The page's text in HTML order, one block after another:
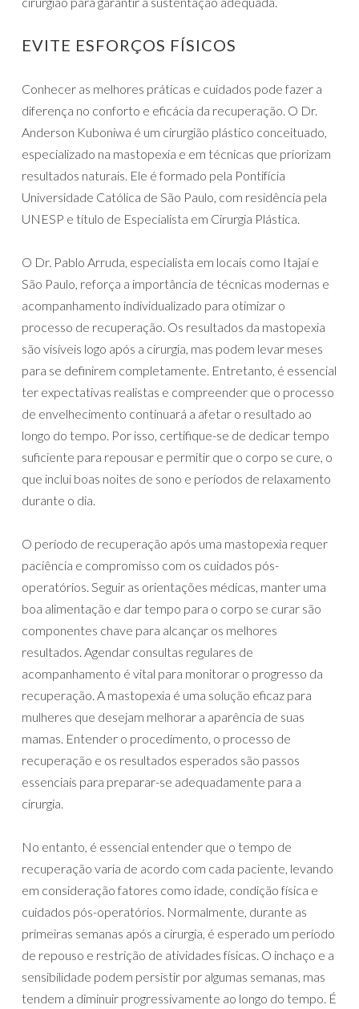
EVITE ESFORÇOS FÍSICOS
Conhecer as melhores práticas e cuidados pode fazer a
diferença no conforto e eficácia da recuperação. O Dr.
Anderson Kuboniwa é um cirurgião plástico conceituado,
especializado na mastopexia e em técnicas que priorizam
resultados naturais. Ele é formado pela Pontifícia
Universidade Católica de São Paulo, com residência pela
UNESP e título de Especialista em Cirurgia Plástica.
O Dr. Pablo Arruda, especialista em locais como Itajaí e
São Paulo, reforça a importância de técnicas modernas e
acompanhamento individualizado para otimizar o
processo de recuperação. Os resultados da mastopexia
são visíveis logo após a cirurgia, mas podem levar meses
para se definirem completamente. Entretanto, é essencial
ter expectativas realistas e compreender que o processo
de envelhecimento continuará a afetar o resultado ao
longo do tempo. Por isso, certifique-se de dedicar tempo
suficiente para repousar e permitir que o corpo se cure, o
que inclui boas noites de sono e períodos de relaxamento
durante o dia.
O período de recuperação após uma mastopexia requer
paciência e compromisso com os cuidados pós-
operatórios. Seguir as orientações médicas, manter uma
boa alimentação e dar tempo para o corpo se curar são
componentes chave para alcançar os melhores
resultados. Agendar consultas regulares de
acompanhamento é vital para monitorar o progresso da
recuperação. A mastopexia é uma solução eficaz para
mulheres que desejam melhorar a aparência de suas
mamas. Entender o procedimento, o processo de
recuperação e os resultados esperados são passos
essenciais para preparar-se adequadamente para a
cirurgia.
No entanto, é essencial entender que o tempo de
recuperação varia de acordo com cada paciente, levando
em consideração fatores como idade, condição física e
cuidados pós-operatórios. Normalmente, durante as
primeiras semanas após a cirurgia, é esperado um período
de repouso e restrição de atividades físicas. O inchaço e a
sensibilidade podem persistir por algumas semanas, mas
tendem a diminuir progressivamente ao longo do tempo. É